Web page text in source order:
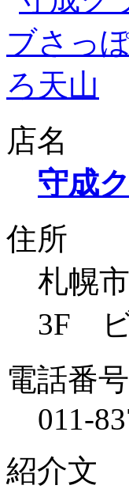
店名
守成
住所
札幌
3F
電話番号
011-
紹介文